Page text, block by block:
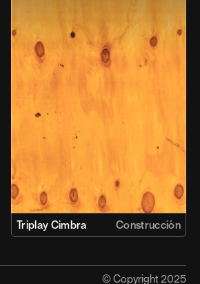
Triplay Cimbra Construcción
© Copyright 2025